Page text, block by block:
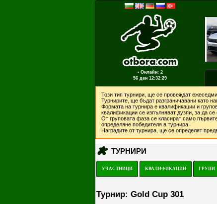
▪ Онлайн: 2
56 ден 12:32:29
Този тип турнири, ще се провеждат
Турнирите, ще бъдат разграничавани като
Формата на турнира е квалификации и
квалификации се изпълняват дузпи, за да се
От груповата фаза се класират само
определяне победителя в турнира.
Наградите от турнира, ще се определят
ТУРНИРИ
УЧАСТНИЦИ КВАЛИФИКАЦИИ ГРУПИ
Турнир: Gold Cup 301